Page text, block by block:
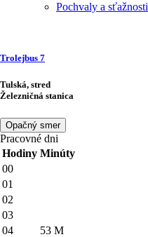
Pochvaly a sťažnosti
Trolejbus 7
Tulská, stred
Železničná stanica
Opačný smer
Pracovné dni
Hodiny Minúty
00
01
02
03
04
53 M